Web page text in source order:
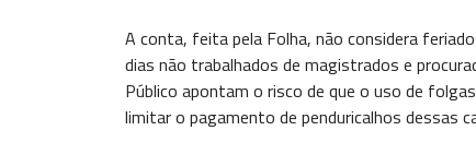
A conta, feita pela Folha, não considera
dias não trabalhados de magistrados e
Público apontam o risco de que o uso de
limitar o pagamento de penduricalhos dessas